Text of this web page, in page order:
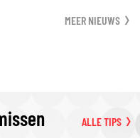
MEER NIEUWS
ALLE TIPS